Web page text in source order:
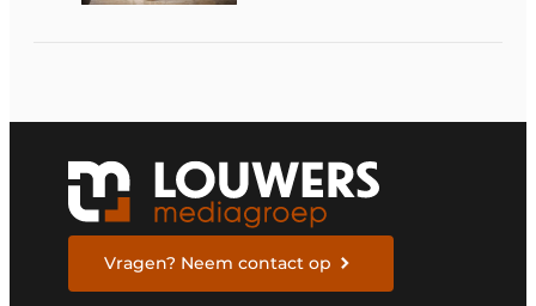
Vragen? Neem contact op